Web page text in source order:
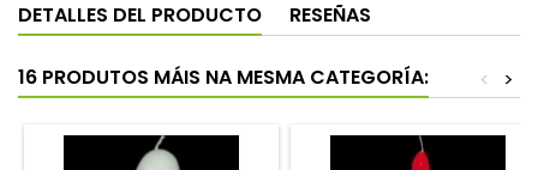
DETALLES DEL PRODUCTO RESEÑAS
16 PRODUTOS MÁIS NA MESMA CATEGORÍA: >
<